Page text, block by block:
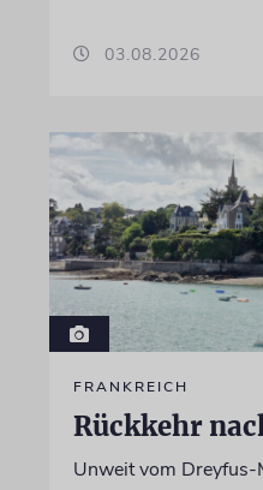
03.08.2026
FRANKREICH
Rückkehr
Unweit vom Dreyfus-